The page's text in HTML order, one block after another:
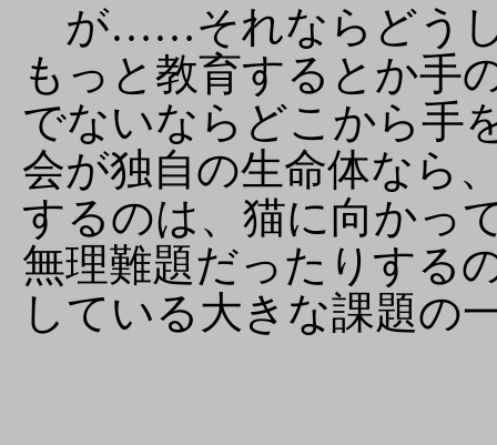
が……それならどうし
もっと教育するとか手
でないならどこから
会が独自の生命体なら
するのは、猫に向かっ
無理難題だったりする
している大きな課題の